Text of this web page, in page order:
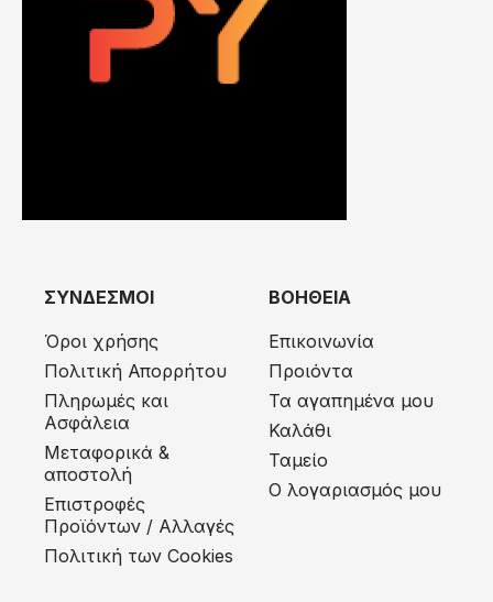
ΣΥΝΔΕΣΜΟΙ
Όροι χρήσης
Πολιτική Απορρήτου
Πληρωμές και
Ασφάλεια
Μεταφορικά &
αποστολή
Eπιστροφές
Προϊόντων / Αλλαγές
Πολιτική των Cookies
ΒΟΗΘΕΙΑ
Επικοινωνία
Προιόντα
Τα αγαπημένα μου
Καλάθι
Ταμείο
Ο λογαριασμός μου